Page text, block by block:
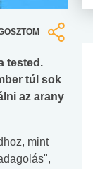
tested.
túl sok
az arany
mint